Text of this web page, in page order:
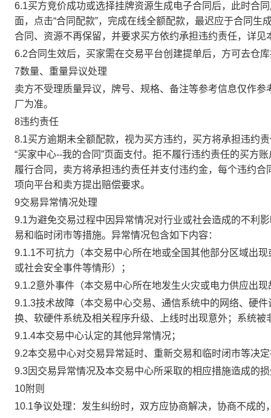
6.1买方竞价成功或选择挂牌资源生成电子合同后，此时合
面，点击“合同配款”，完成在线全额配款，最迟应于合同
合同、资源不再保留，并要求买方依约承担违约责任，详见
6.2合同生效后，买家需在交易平台创建提单后，方可去仓
7数量、重量异议处理
卖方不受理质量异议，牌号、规格、备注等参考信息仅作
厂为准。
8违约责任
8.1买方逾期未全额配款，视为买方违约，买方将承担违约
“买家中心--我的合同”页面支付。拒不履行违约责任的买方
履行合同，卖方将承担违约责任并支付违约金，每个违约
项向平台和卖方提出赔偿要求。
9交易异常情况处理
9.1为避免交易过程中因异常情况对行业或社会造成的不利
易和临时闭市等措施。异常情况包含如下内容：
9.1.1不可抗力（本交易中心所在地或全国其他部分区域出
或社会安全事件等情形）；
9.1.2意外事件（本交易中心所在地发生火灾或电力供应出
9.1.3技术故障（本交易中心交易、通信系统中的网络、硬
换、软硬件系统及相关程序升级、上线时出现意外；系统
9.1.4本交易中心认定的其他异常情况；
9.2本交易中心对交易异常延时、重新交易和临时闭市等决
9.3因交易异常情况及本交易中心所采取的相应措施造成的
10附则
10.1争议处理：发生纠纷时，双方应协商解决，协商不成